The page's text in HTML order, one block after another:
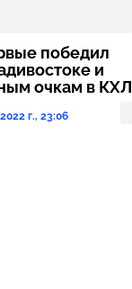
победил
и
очкам в КХЛ
г., 23:06